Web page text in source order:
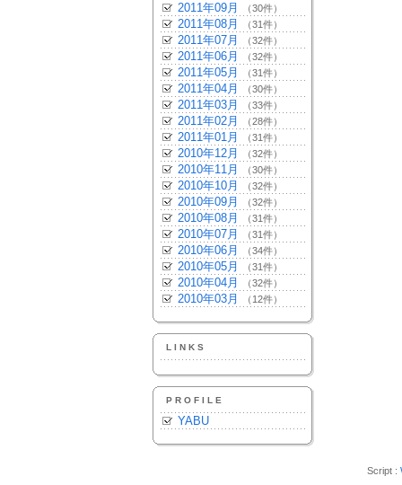
2011年09月 （30件）
2011年08月 （31件）
2011年07月 （32件）
2011年06月 （32件）
2011年05月 （31件）
2011年04月 （30件）
2011年03月 （33件）
2011年02月 （28件）
2011年01月 （31件）
2010年12月 （32件）
2010年11月 （30件）
2010年10月 （32件）
2010年09月 （32件）
2010年08月 （31件）
2010年07月 （31件）
2010年06月 （34件）
2010年05月 （31件）
2010年04月 （32件）
2010年03月 （12件）
LINKS
PROFILE
YABU
Script :